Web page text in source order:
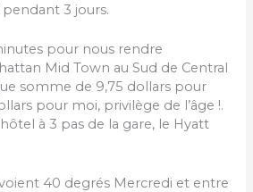
3 jours.
pour nous rendre
Mid Town au Sud de Central
somme de 9,75 dollars pour
pour moi, privilège de l’âge !.
à 3 pas de la gare, le Hyatt
40 degrés Mercredi et entre